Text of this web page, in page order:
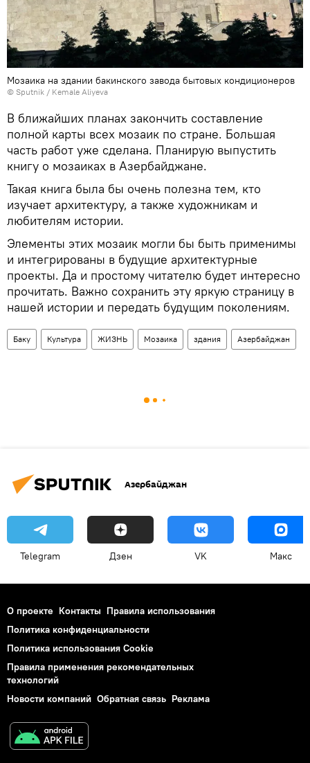
Мозаика на здании бакинского завода бытовых кондиционеров
© Sputnik / Kemale Aliyeva
В ближайших планах закончить составление
полной карты всех мозаик по стране. Большая
часть работ уже сделана. Планирую выпустить
книгу о мозаиках в Азербайджане.
Такая книга была бы очень полезна тем, кто
изучает архитектуру, а также художникам и
любителям истории.
Элементы этих мозаик могли бы быть применимы
и интегрированы в будущие архитектурные
проекты. Да и простому читателю будет интересно
прочитать. Важно сохранить эту яркую страницу в
нашей истории и передать будущим поколениям.
Баку Культура ЖИЗНЬ Мозаика здания Азербайджан
Азербайджан
Telegram Дзен VK Макс
О проекте Контакты Правила использования
Политика конфиденциальности
Политика использования Cookie
Правила применения рекомендательных
технологий
Новости компаний Обратная связь Реклама